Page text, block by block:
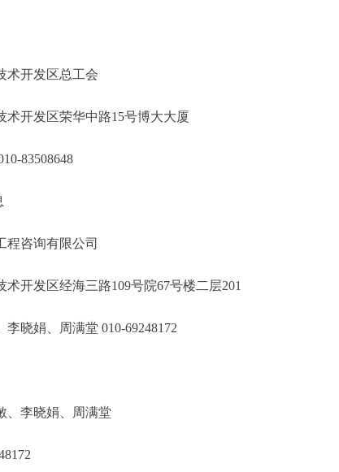
开发区总工会
发区荣华中路15号博大大厦
83508648
咨询有限公司
发区经海三路109号院67号楼二层201
晓娟、周满堂 010-69248172
李晓娟、周满堂